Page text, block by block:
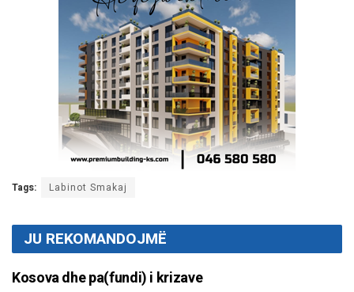
Tags: Labinot Smakaj
JU REKOMANDOJMË
Kosova dhe pa(fundi) i krizave